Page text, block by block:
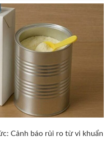
Cảnh báo rủi ro từ vi khuẩn